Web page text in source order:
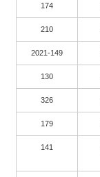
174
210
2021-149
130
326
179
141